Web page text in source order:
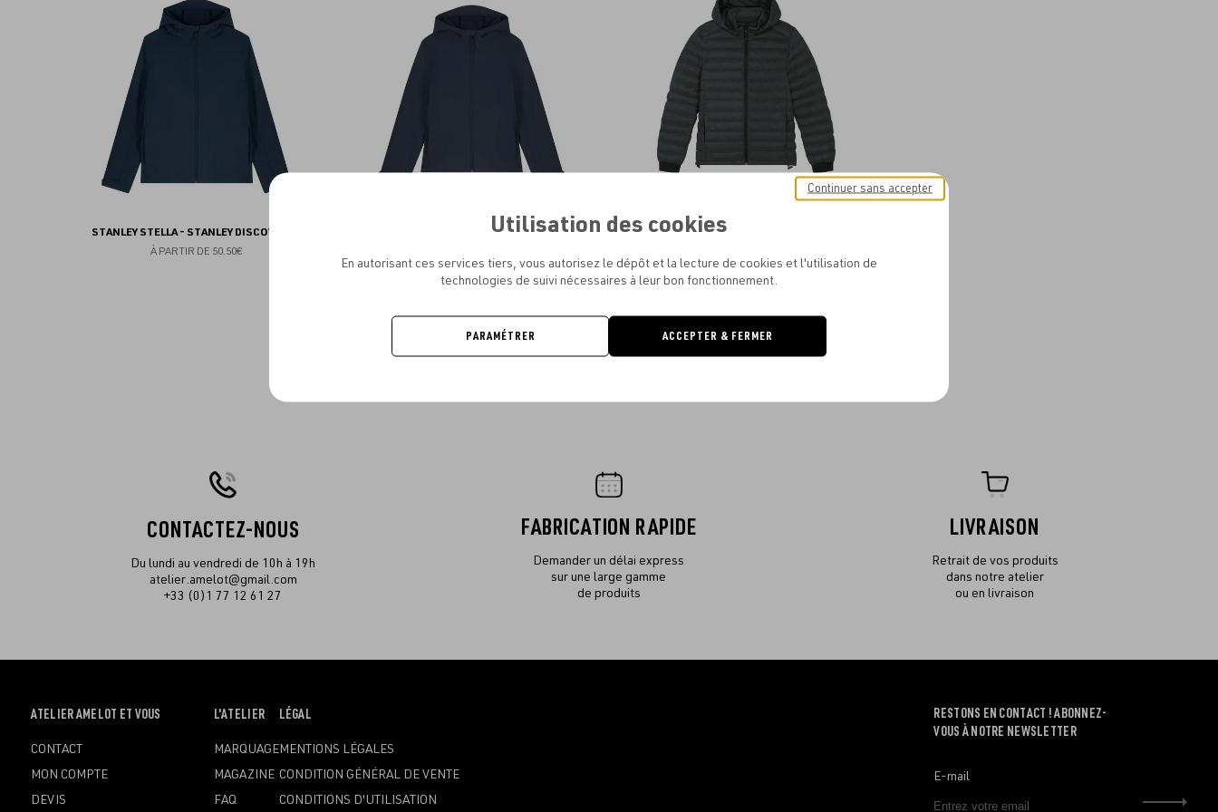
STANLEY STELLA - STANLEY DISCOVERER
À PARTIR DE 50.50€
STANLEY STELLA - STELLA DISCOVERER
STANLEY STELLA - STANLEY VOYAGER WOOL-
À PARTIR DE66.50€
CONTACTEZ-NOUS
Du lundi au vendredi de 10h à 19h
atelier.amelot@gmail.com
+33 (0)1 77 12 61 27
FABRICATION RAPIDE
Demander un délai express
sur une large gamme
de produits
LIVRAISON
Retrait de vos produits
dans notre atelier
ou en livraison
OUVRIR
MENU
ATELIER AMELOT ET VOUS
CONTACT
MON COMPTE
DEVIS
OUVRIR
MENU
L'ATELIER
MARQUAGE
MAGAZINE
FAQ
OUVRIR
MENU
LÉGAL
MENTIONS LÉGALES
CONDITION GÉNÉRAL DE VENTE
CONDITIONS D'UTILISATION
RESTONS EN CONTACT ! ABONNEZ-
VOUS À NOTRE NEWSLETTER
E-mail
Utilisation des cookies
En autorisant ces services tiers, vous autorisez le dépôt et la lecture de cookies et l'utilisation de
technologies de suivi nécessaires à leur bon fonctionnement.
Continuer sans accepter
PARAMÉTRER ACCEPTER & FERMER